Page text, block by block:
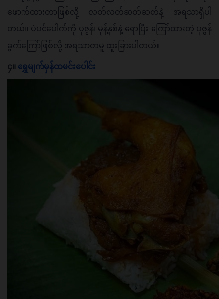
ဖောက်ထားတာဖြစ်လို့ လတ်လတ်ဆတ်ဆတ်နဲ့ အရသာရှိပါ
တယ်။ ပဲပင်ပေါက်ကို ပုဇွန်၊ မုန့်နှစ်နဲ့ ရောပြီး ကြော်ထားတဲ့ ပုဇွန်
ခွက်ကြော်ဖြစ်လို့ အရသာတမူ ထူးခြားပါတယ်။
၄။ ရွှေမျက်မှန်ထမင်းပေါင်း